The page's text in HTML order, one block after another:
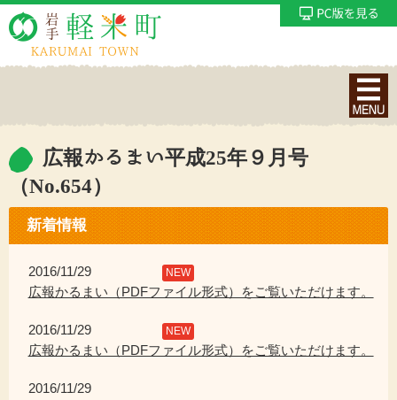
ナ
ビ
ン
メ
表
広報かるまい平成25年９月号
（No.654）
新着情報
2016/11/29 NEW
広報かるまい（PDFファイル形式）をご覧いただけます。
2016/11/29 NEW
広報かるまい（PDFファイル形式）をご覧いただけます。
2016/11/29